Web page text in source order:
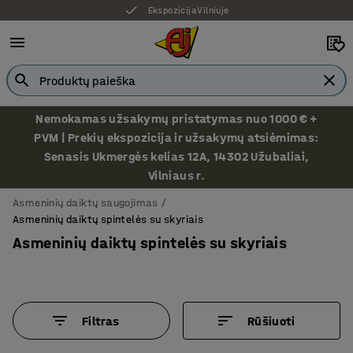
Ekspozicija Vilniuje
Nemokamas užsakymų pristatymas nuo 1000 € +
PVM | Prekių ekspozicija ir užsakymų atsiėmimas:
Senasis Ukmergės kelias 12A, 14302 Užubaliai,
Vilniaus r.
Asmeninių daiktų saugojimas
Asmeninių daiktų spintelės su skyriais
Asmeninių daiktų spintelės su skyriais
Filtras Rūšiuoti